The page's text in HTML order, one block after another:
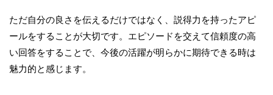
ただ自分の良さを伝えるだけではなく、説得力を持ったアピ
ールをすることが大切です。エピソードを交えて信頼度の高
い回答をすることで、今後の活躍が明らかに期待できる時は
魅力的と感じます。